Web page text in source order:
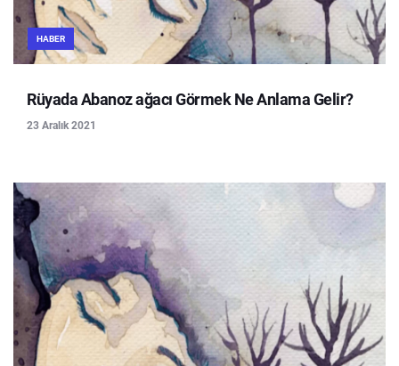
HABER
Rüyada Abanoz ağacı Görmek Ne Anlama Gelir?
23 Aralık 2021